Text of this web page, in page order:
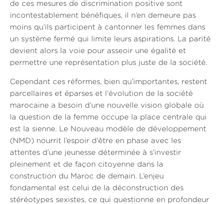
de ces mesures de discrimination positive sont
incontestablement bénéfiques, il n’en demeure pas
moins qu’ils participent à cantonner les femmes dans
un système fermé qui limite leurs aspirations. La parité
devient alors la voie pour asseoir une égalité et
permettre une représentation plus juste de la société.
Cependant ces réformes, bien qu’importantes, restent
parcellaires et éparses et l’évolution de la société
marocaine a besoin d’une nouvelle vision globale où
la question de la femme occupe la place centrale qui
est la sienne. Le Nouveau modèle de développement
(NMD) nourrit l’espoir d’être en phase avec les
attentes d’une jeunesse déterminée à s’investir
pleinement et de façon citoyenne dans la
construction du Maroc de demain. L’enjeu
fondamental est celui de la déconstruction des
stéréotypes sexistes, ce qui questionne en profondeur